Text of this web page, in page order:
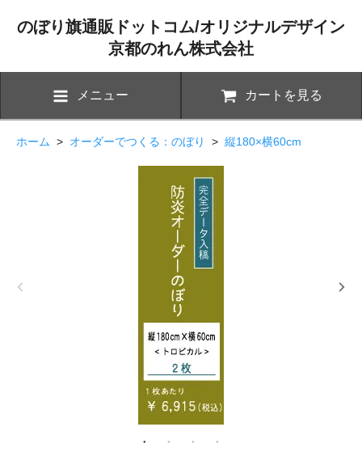
のぼり旗通販ドットコム/オリジナルデザイン
京都のれん株式会社
メニュー カートを見る
ホーム > オーダーでつくる：のぼり > 縦180×横60cm